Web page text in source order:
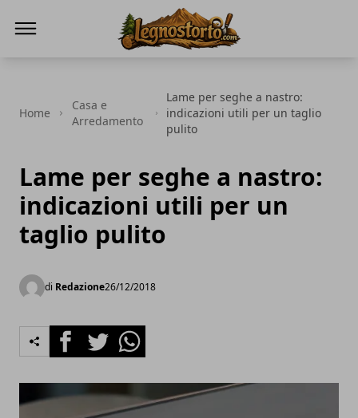
Home
Casa e
Arredamento
Lame per seghe a nastro:
indicazioni utili per un taglio
pulito
Lame per seghe a nastro:
indicazioni utili per un
taglio pulito
di Redazione26/12/2018
FacebookTwitterWhatsapp